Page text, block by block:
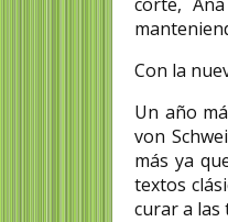
Con la
Un año
von
más ya
textos
curar a las